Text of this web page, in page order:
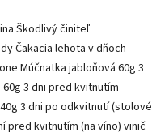
Škodlivý činiteľ
Čakacia lehota v dňoch
Múčnatka jabloňová 60g 3
3 dni pred kvitnutím
3 dni po odkvitnutí (stolové
pred kvitnutím (na víno) vinič